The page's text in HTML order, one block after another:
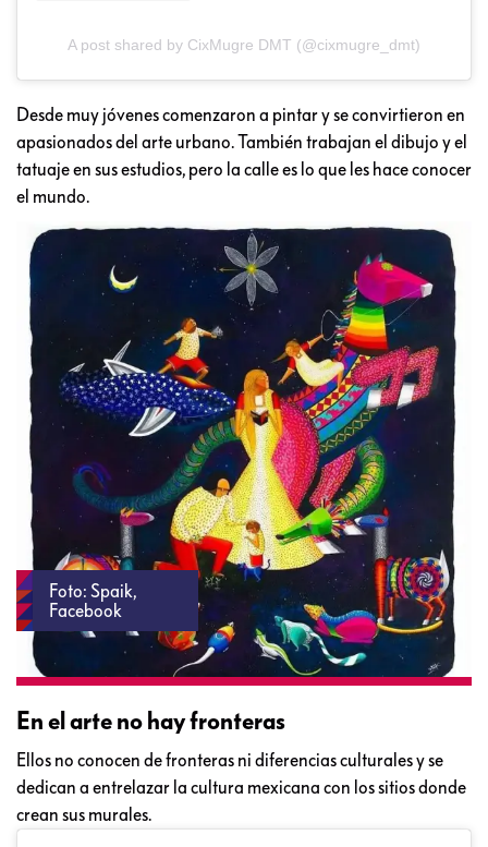
A post shared by CixMugre DMT (@cixmugre_dmt)
Desde muy jóvenes comenzaron a pintar y se convirtieron en
apasionados del arte urbano. También trabajan el dibujo y el
tatuaje en sus estudios, pero la calle es lo que les hace conocer
el mundo.
Foto: Spaik,
Facebook
En el arte no hay fronteras
Ellos no conocen de fronteras ni diferencias culturales y se
dedican a entrelazar la cultura mexicana con los sitios donde
crean sus murales.